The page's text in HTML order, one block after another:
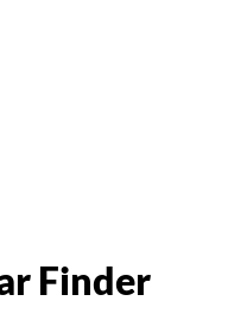
Finder